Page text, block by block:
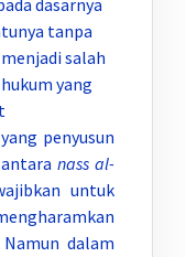
dasarnya
tanpa
salah
yang
penyusun
antaranass al-
untuk
Namun dalam